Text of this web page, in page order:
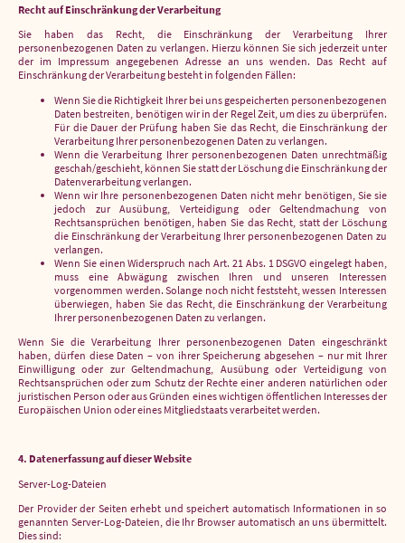
Recht auf Einschränkung der Verarbeitung
Sie haben das Recht, die Einschränkung der Verarbeitung Ihrer
personenbezogenen Daten zu verlangen. Hierzu können Sie sich jederzeit unter
der im Impressum angegebenen Adresse an uns wenden. Das Recht auf
Einschränkung der Verarbeitung besteht in folgenden Fällen:
Wenn Sie die Richtigkeit Ihrer bei uns gespeicherten personenbezogenen
Daten bestreiten, benötigen wir in der Regel Zeit, um dies zu überprüfen.
Für die Dauer der Prüfung haben Sie das Recht, die Einschränkung der
Verarbeitung Ihrer personenbezogenen Daten zu verlangen.
Wenn die Verarbeitung Ihrer personenbezogenen Daten unrechtmäßig
geschah/geschieht, können Sie statt der Löschung die Einschränkung der
Datenverarbeitung verlangen.
Wenn wir Ihre personenbezogenen Daten nicht mehr benötigen, Sie sie
jedoch zur Ausübung, Verteidigung oder Geltendmachung von
Rechtsansprüchen benötigen, haben Sie das Recht, statt der Löschung
die Einschränkung der Verarbeitung Ihrer personenbezogenen Daten zu
verlangen.
Wenn Sie einen Widerspruch nach Art. 21 Abs. 1 DSGVO eingelegt haben,
muss eine Abwägung zwischen Ihren und unseren Interessen
vorgenommen werden. Solange noch nicht feststeht, wessen Interessen
überwiegen, haben Sie das Recht, die Einschränkung der Verarbeitung
Ihrer personenbezogenen Daten zu verlangen.
Wenn Sie die Verarbeitung Ihrer personenbezogenen Daten eingeschränkt
haben, dürfen diese Daten – von ihrer Speicherung abgesehen – nur mit Ihrer
Einwilligung oder zur Geltendmachung, Ausübung oder Verteidigung von
Rechtsansprüchen oder zum Schutz der Rechte einer anderen natürlichen oder
juristischen Person oder aus Gründen eines wichtigen öffentlichen Interesses der
Europäischen Union oder eines Mitgliedstaats verarbeitet werden.
4. Datenerfassung auf dieser Website
Server-Log-Dateien
Der Provider der Seiten erhebt und speichert automatisch Informationen in so
genannten Server-Log-Dateien, die Ihr Browser automatisch an uns übermittelt.
Dies sind: